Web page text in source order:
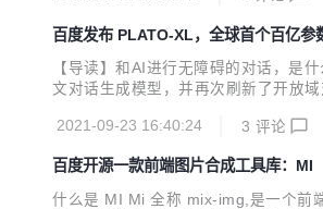
百度发布 PLATO-XL，全球首个百亿参
【导读】和AI进行无障碍的对话，是
文对话生成模型，并再次刷新了开放
个自然语言理解和生成任务上取得...
2021-09-23 16:40:24 3 评论
百度开源一款前端图片合成工具库：MI
什么是 MI Mi 全称 mix-img,是一个前